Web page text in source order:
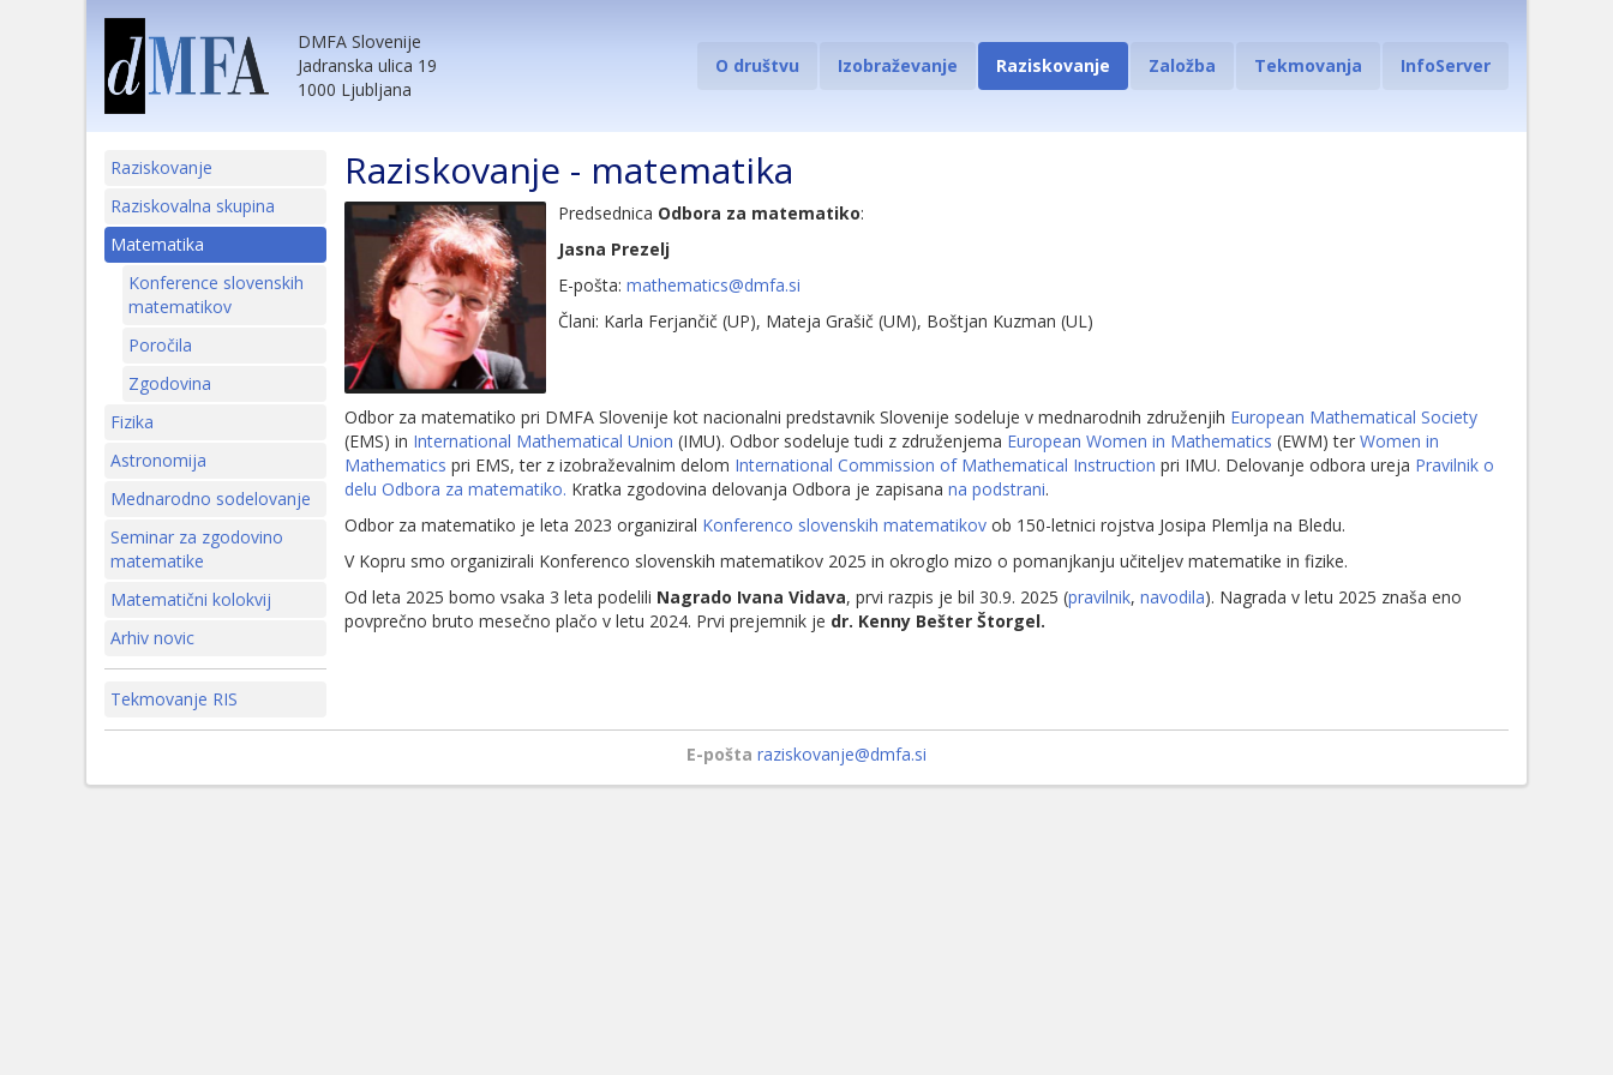
DMFA Slovenije
Jadranska ulica 19
1000 Ljubljana
O društvu Izobraževanje Raziskovanje Založba Tekmovanja InfoServer
Raziskovanje
Raziskovalna skupina
Matematika
Konference slovenskih
matematikov
Poročila
Zgodovina
Fizika
Astronomija
Mednarodno sodelovanje
Seminar za zgodovino
matematike
Matematični kolokvij
Arhiv novic
Tekmovanje RIS
Raziskovanje - matematika
Predsednica Odbora za matematiko:
Jasna Prezelj
E-pošta: mathematics@dmfa.si
Člani: Karla Ferjančič (UP), Mateja Grašič (UM), Boštjan Kuzman (UL)
Odbor za matematiko pri DMFA Slovenije kot nacionalni predstavnik Slovenije sodeluje v mednarodnih združenjih European Mathematical Society
(EMS) in International Mathematical Union (IMU). Odbor sodeluje tudi z združenjema European Women in Mathematics (EWM) ter Women in
Mathematics pri EMS, ter z izobraževalnim delom International Commission of Mathematical Instruction pri IMU. Delovanje odbora ureja Pravilnik o
delu Odbora za matematiko. Kratka zgodovina delovanja Odbora je zapisana na podstrani.
Odbor za matematiko je leta 2023 organiziral Konferenco slovenskih matematikov ob 150-letnici rojstva Josipa Plemlja na Bledu.
V Kopru smo organizirali Konferenco slovenskih matematikov 2025 in okroglo mizo o pomanjkanju učiteljev matematike in fizike.
Od leta 2025 bomo vsaka 3 leta podelili Nagrado Ivana Vidava, prvi razpis je bil 30.9. 2025 (pravilnik, navodila). Nagrada v letu 2025 znaša eno
povprečno bruto mesečno plačo v letu 2024. Prvi prejemnik je dr. Kenny Bešter Štorgel.
E-pošta raziskovanje@dmfa.si